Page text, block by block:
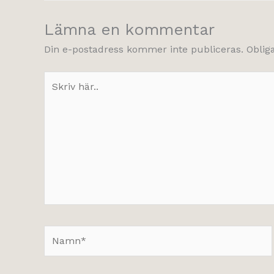
Lämna en kommentar
Din e-postadress kommer inte publiceras.
här..